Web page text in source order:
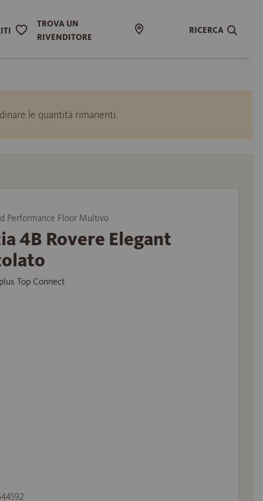
TROVA UN
RIVENDITORE
RICERCA
le quantità rimanenti.
Performance Floor Multivo
4B Rovere Elegant
Top Connect